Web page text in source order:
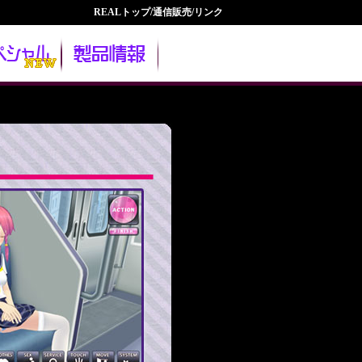
REALトップ/通信販売/リンク